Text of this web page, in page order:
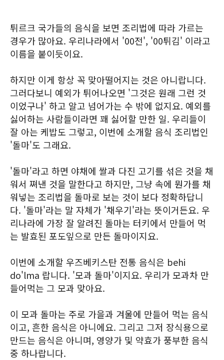
튀르크 국가들의 음식을 보면 조리법에 따라 가르는
경우가 많아요. 우리나라에서 '00전', '00튀김' 이라고
이름을 붙이듯이요.
하지만 이게 항상 꼭 맞아떨어지는 것은 아니랍니다.
그러다보니 예외가 튀어나오면 '그것은 원래 그런 것
이었구나' 하고 알고 넘어가는 수 밖에 없지요. 예외를
싫어하는 사람들이라면 꽤 싫어할 만한 일. 우리들이
잘 아는 케밥도 그렇고, 이번에 소개할 음식 조리법인
'돌마'도 그래요.
'돌마'라고 하면 야채에 쌀과 다진 고기를 섞은 것을 채
워서 쪄낸 것을 말한다고 하지만, 그냥 속에 뭔가를 채
워넣는 조리법을 돌마로 보는 것이 보다 정확하답니
다. '돌마'라는 말 자체가 '채우기'라는 뜻이거든요. 우
리나라에 가장 잘 알려진 돌마는 터키에서 만들어 먹
는 발효된 포도잎으로 만든 돌마이지요.
이번에 소개할 우즈베키스탄 전통 음식은 behi
do'lma 랍니다. '모과 돌마'이지요. 우리가 모과차 만
들어먹는 그 모과 맞아요.
이 모과 돌마는 주로 가을과 겨울에 만들어 먹는 음식
이고, 흔한 음식은 아니에요. 그리고 그저 장식용으로
만드는 음식은 아니며, 영양가 및 약효가 풍부한 음식
중 하나랍니다.